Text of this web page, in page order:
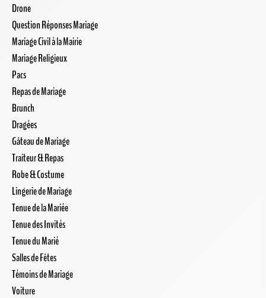
Drone
Question Réponses Mariage
Mariage Civil à la Mairie
Mariage Religieux
Pacs
Repas de Mariage
Brunch
Dragées
Gâteau de Mariage
Traiteur & Repas
Robe & Costume
Lingerie de Mariage
Tenue de la Mariée
Tenue des Invités
Tenue du Marié
Salles de Fêtes
Témoins de Mariage
Voiture